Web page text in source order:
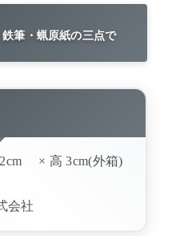
筆・蝋原紙の三点で
× 高 3cm(外箱)
会社